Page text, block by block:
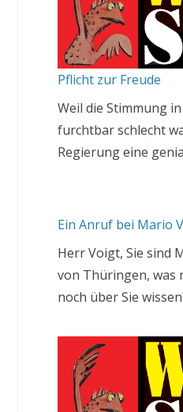
Pflicht zur Freude
Weil die Stimmung
furchtbar schlecht
Regierung eine
Ein Anruf bei Mario
Herr Voigt, Sie sind
von Thüringen, was
noch über Sie